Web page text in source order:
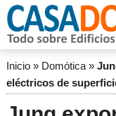
Inicio» Domótica»
eléctricos de